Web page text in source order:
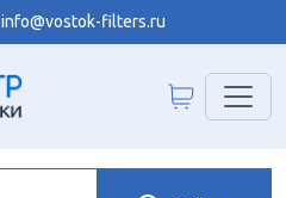
info@vostok-filters.ru